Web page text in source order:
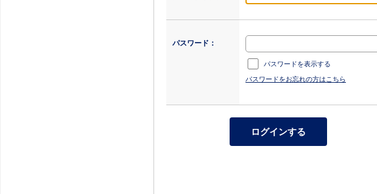
パスワード：
パスワードを表示する
パスワードをお忘れの方はこちら